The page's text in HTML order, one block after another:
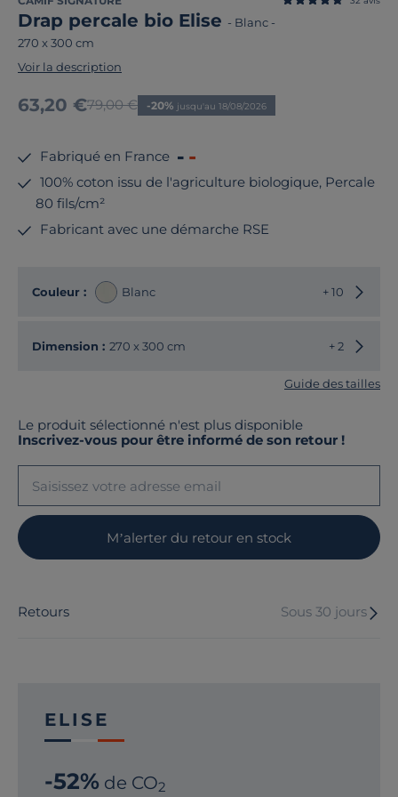
Drap percale bio Elise - Blanc -
270 x 300 cm
Voir la description
Nouveau prix
63,20 €Ancien prix
79,00 € -20% jusqu'au 18/08/2026
Fabriqué en France
100% coton issu de l'agriculture biologique, Percale
80 fils/cm²
Fabricant avec une démarche RSE
Couleur : Blanc + 10
Dimension : 270 x 300 cm + 2
Guide des tailles
Le produit sélectionné n'est plus disponible
Inscrivez-vous pour être informé de son retour !
M’alerter du retour en stock
Retours Sous 30 jours
ELISE
-52% de CO2